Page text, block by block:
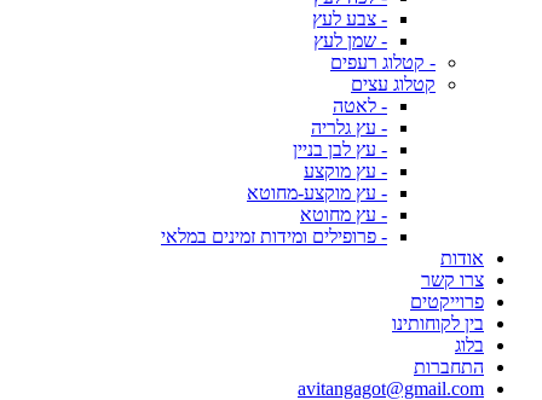
- צבע לעץ
- שמן לעץ
- קטלוג רעפים
קטלוג עצים
- לאטה
- עץ גלריה
- עץ לבן בניין
- עץ מוקצע
- עץ מוקצע-מחוטא
- עץ מחוטא
- פרופילים ומידות זמינים במלאי
אודות
צרו קשר
פרוייקטים
בין לקוחותינו
בלוג
התחברות
avitangagot@gmail.com